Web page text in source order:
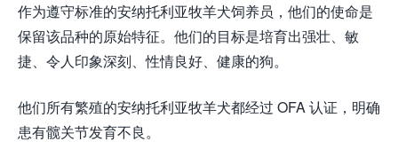
作为遵守标准的安纳托利亚牧羊犬饲养员，他们的使命是
保留该品种的原始特征。他们的目标是培育出强壮、敏
捷、令人印象深刻、性情良好、健康的狗。
他们所有繁殖的安纳托利亚牧羊犬都经过 OFA 认证，明确
患有髋关节发育不良。